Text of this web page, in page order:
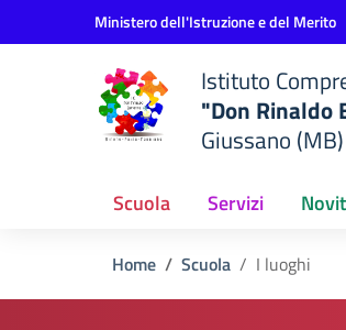
Vai ai contenuti
Vai al menu di navigazioneMinistero dell'Istruzione e del Merito
Istituto
"Don Rinaldo
Giussano (MB)
Scuola Servizi
Home Scuola I luoghi